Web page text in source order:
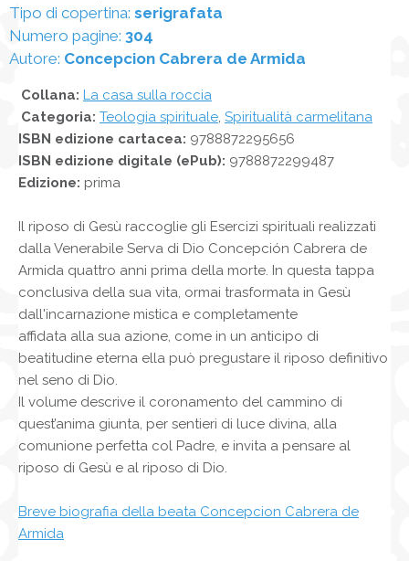
Tipo di copertina: serigrafata
Numero pagine: 304
Autore: Concepcion Cabrera de Armida
Collana: La casa sulla roccia
Categoria: Teologia spirituale Spiritualità carmelitana
ISBN edizione cartacea: 9788872295656
ISBN edizione digitale (ePub): 9788872299487
Edizione: prima
Il riposo di Gesù raccoglie gli Esercizi spirituali realizzati
dalla Venerabile Serva di Dio Concepción Cabrera de
Armida quattro anni prima della morte. In questa tappa
conclusiva della sua vita, ormai trasformata in Gesù
dall'incarnazione mistica e completamente
affidata alla sua azione, come in un anticipo di
beatitudine eterna ella può pregustare il riposo definitivo
nel seno di Dio.
Il volume descrive il coronamento del cammino di
quest’anima giunta, per sentieri di luce divina, alla
comunione perfetta col Padre, e invita a pensare al
riposo di Gesù e al riposo di Dio.
Breve biografia della beata Concepcion Cabrera de
Armida